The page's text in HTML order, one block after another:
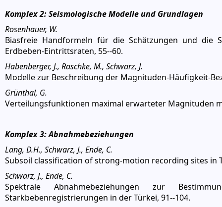
Komplex 2: Seismologische Modelle und Grundlagen
Rosenhauer, W.
Biasfreie Handformeln für die Schätzungen und die
Erdbeben-Eintrittsraten, 55--60.
Habenberger, J., Raschke, M., Schwarz, J.
Modelle zur Beschreibung der Magnituden-Häufigkeit-
Grünthal, G.
Verteilungsfunktionen maximal erwarteter Magnituden
Komplex 3: Abnahmebeziehungen
Lang, D.H., Schwarz, J., Ende, C.
Subsoil classification of strong-motion recording sites in
Schwarz, J., Ende, C.
Spektrale Abnahmebeziehungen zur
Starkbebenregistrierungen in der Türkei, 91--104.